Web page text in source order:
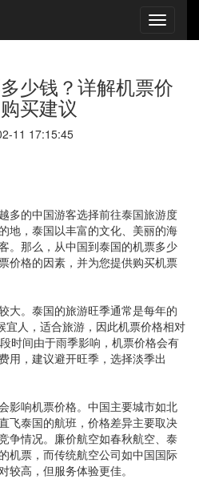
少钱？详解机票价
买建议
11 17:15:45
多的中国游客选择前往泰国旅游度
地，泰国以丰富的文化、美丽的海
。那么，从中国到泰国的机票多少
价格的因素，并为您提供购买机票
大。泰国的旅游旺季通常是每年的
宜人，适合旅游，因此机票价格相对
时间由于雨季影响，机票价格会有
用，建议避开旺季，选择淡季出
影响机票价格。中国主要城市如北
飞泰国的航班，价格差异主要取决
争情况。廉价航空如春秋航空、泰
机票，而传统航空公司如中国国际
较高，但服务体验更佳。